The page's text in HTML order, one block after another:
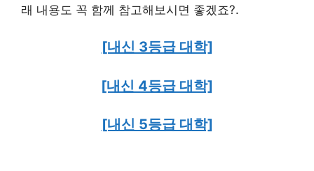
래 내용도 꼭 함께 참고해보시면 좋겠죠?.
[내신 3등급 대학]
[내신 4등급 대학]
[내신 5등급 대학]